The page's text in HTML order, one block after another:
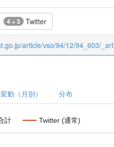
4 + 3 Twitter
article/vso/94/12/94_603/
変動（月別） 分布
計 Twitter (通常)